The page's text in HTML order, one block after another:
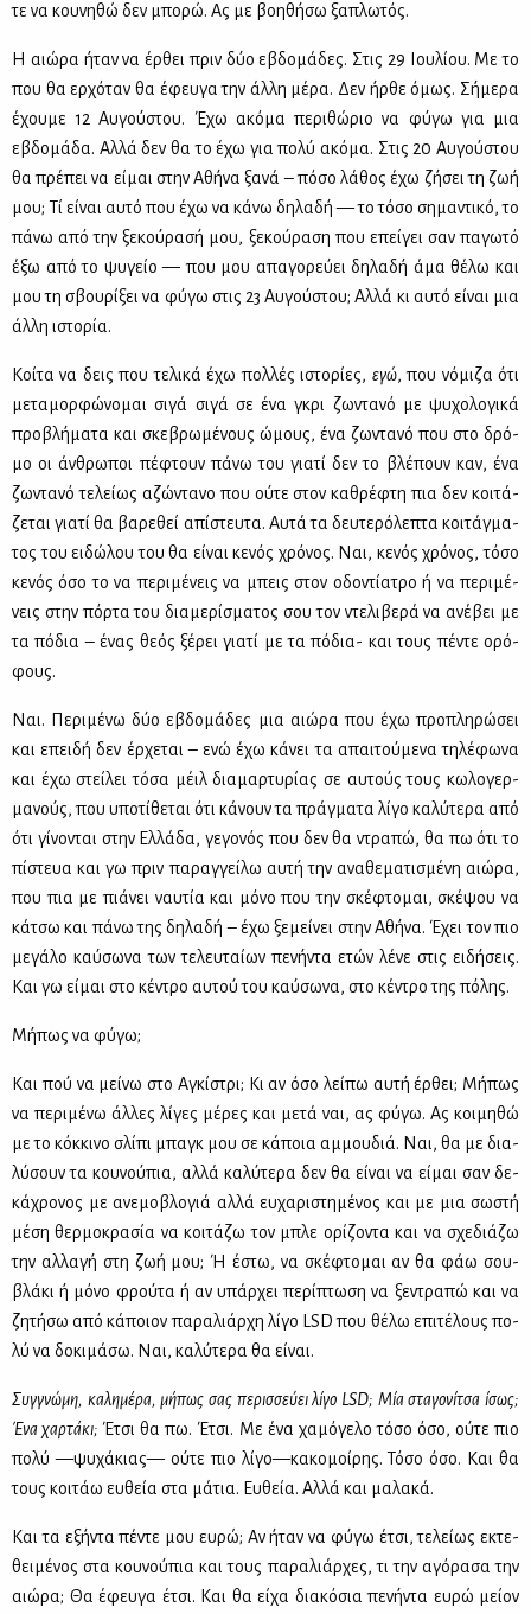
τε να κου­νη­θώ δεν μπο­ρώ. Ας με βοη­θή­σω ξα­πλω­τός.
Η αιώ­ρα ήταν να έρ­θει πριν δύο εβδο­μά­δες. Στις 29 Ιου­λί­ου. Με το
που θα ερ­χό­ταν θα έφευ­γα την άλ­λη μέ­ρα. Δεν ήρ­θε όμως. Σή­με­ρα
έχου­με 12 Αυ­γού­στου. Έχω ακό­μα πε­ρι­θώ­ριο να φύ­γω για μια
εβδο­μά­δα. Αλ­λά δεν θα το έχω για πο­λύ ακό­μα. Στις 20 Αυ­γού­στου
θα πρέ­πει να εί­μαι στην Αθή­να ξα­νά – πό­σο λά­θος έχω ζή­σει τη ζωή
μου; Tί εί­ναι αυ­τό που έχω να κά­νω δη­λα­δή — το τό­σο ση­μα­ντι­κό, το
πά­νω από την ξε­κού­ρα­σή μου, ξε­κού­ρα­ση που επεί­γει σαν πα­γω­τό
έξω από το ψυ­γείο — που μου απα­γο­ρεύ­ει δη­λα­δή άμα θέ­λω και
μου τη σβου­ρί­ξει να φύ­γω στις 23 Αυ­γού­στου; Αλ­λά κι αυ­τό εί­ναι μια
άλ­λη ιστο­ρία.
Κοί­τα να δεις που τε­λι­κά έχω πολ­λές ιστο­ρί­ες, εγώ, που νό­μι­ζα ότι
με­τα­μορ­φώ­νο­μαι σι­γά σι­γά σε ένα γκρι ζω­ντα­νό με ψυ­χο­λο­γι­κά
προ­βλή­μα­τα και σκε­βρω­μέ­νους ώμους, ένα ζω­ντα­νό που στο δρό­
μο οι άν­θρω­ποι πέ­φτουν πά­νω του για­τί δεν το βλέ­πουν καν, ένα
ζω­ντα­νό τε­λεί­ως αζώ­ντα­νο που ού­τε στον κα­θρέ­φτη πια δεν κοι­τά­
ζε­ται για­τί θα βα­ρε­θεί απί­στευ­τα. Αυ­τά τα δευ­τε­ρό­λε­πτα κοι­τάγ­μα­
τος του ει­δώ­λου του θα εί­ναι κε­νός χρό­νος. Ναι, κε­νός χρό­νος, τό­σο
κε­νός όσο το να πε­ρι­μέ­νεις να μπεις στον οδο­ντί­α­τρο ή να πε­ρι­μέ­
νεις στην πόρ­τα του δια­με­ρί­σμα­τος σου τον ντε­λι­βε­ρά να ανέ­βει με
τα πό­δια – ένας θε­ός ξέ­ρει για­τί με τα πό­δια- και τους πέ­ντε ορό­
φους.
Ναι. Πε­ρι­μέ­νω δύο εβδο­μά­δες μια αιώ­ρα που έχω προ­πλη­ρώ­σει
και επει­δή δεν έρ­χε­ται – ενώ έχω κά­νει τα απαι­τού­με­να τη­λέ­φω­να
και έχω στεί­λει τό­σα μέιλ δια­μαρ­τυ­ρί­ας σε αυ­τούς τους κω­λο­γερ­
μα­νούς, που υπο­τί­θε­ται ότι κά­νουν τα πράγ­μα­τα λί­γο κα­λύ­τε­ρα από
ότι γί­νο­νται στην Ελ­λά­δα, γε­γο­νός που δεν θα ντρα­πώ, θα πω ότι το
πί­στευα και γω πριν πα­ραγ­γεί­λω αυ­τή την ανα­θε­μα­τι­σμέ­νη αιώ­ρα,
που πια με πιά­νει ναυ­τία και μό­νο που την σκέ­φτο­μαι, σκέ­ψου να
κά­τσω και πά­νω της δη­λα­δή – έχω ξε­μεί­νει στην Αθή­να. Έχει τον πιο
με­γά­λο καύ­σω­να των τε­λευ­ταί­ων πε­νή­ντα ετών λέ­νε στις ει­δή­σεις.
Και γω εί­μαι στο κέ­ντρο αυ­τού του καύ­σω­να, στο κέ­ντρο της πό­λης.
Μή­πως να φύ­γω;
Και πού να μεί­νω στο Αγκί­στρι; Κι αν όσο λεί­πω αυ­τή έρ­θει; Μή­πως
να πε­ρι­μέ­νω άλ­λες λί­γες μέ­ρες και με­τά ναι, ας φύ­γω. Ας κοι­μη­θώ
με το κόκ­κι­νο σλί­πι μπαγκ μου σε κά­ποια αμ­μου­διά. Ναι, θα με δια­
λύ­σουν τα κου­νού­πια, αλ­λά κα­λύ­τε­ρα δεν θα εί­ναι να εί­μαι σαν δε­
κά­χρο­νος με ανε­μο­βλο­γιά αλ­λά ευ­χα­ρι­στη­μέ­νος και με μια σω­στή
μέ­ση θερ­μο­κρα­σία να κοι­τά­ζω τον μπλε ορί­ζο­ντα και να σχε­διά­ζω
την αλ­λα­γή στη ζωή μου; Ή έστω, να σκέ­φτο­μαι αν θα φάω σου­
βλά­κι ή μό­νο φρού­τα ή αν υπάρ­χει πε­ρί­πτω­ση να ξε­ντρα­πώ και να
ζη­τή­σω από κά­ποιον πα­ρα­λιάρ­χη λί­γο
LSDπου θέ­λω επι­τέ­λους πο­
λύ να δο­κι­μά­σω. Ναι, κα­λύ­τε­ρα θα εί­ναι.
Συγ­γνώ­μη, κα­λη­μέ­ρα, μή­πως σας πε­ρισ­σεύ­ει λί­γο LSD; Μία στα­γο­νί­τσα ίσως;
Ένα χαρ­τά­κι;Έτσι θα πω. Έτσι. Με ένα χα­μό­γε­λο τό­σο όσο, ού­τε πιο
πο­λύ —ψυ­χά­κιας— ού­τε πιο λί­γο—κα­κο­μοί­ρης. Τό­σο όσο. Και θα
τους κοι­τάω ευ­θεία στα μά­τια. Ευ­θεία. Αλ­λά και μα­λα­κά.
Και τα εξή­ντα πέ­ντε μου ευ­ρώ; Αν ήταν να φύ­γω έτσι, τε­λεί­ως εκτε­
θει­μέ­νος στα κου­νού­πια και τους πα­ρα­λιάρ­χες, τι την αγό­ρα­σα την
αιώ­ρα; Θα έφευ­γα έτσι. Και θα εί­χα δια­κό­σια πε­νή­ντα ευ­ρώ μεί­ον